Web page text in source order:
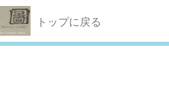
トップに戻る